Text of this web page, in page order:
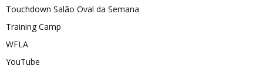
Touchdown Salão Oval da Semana
Training Camp
WFLA
YouTube